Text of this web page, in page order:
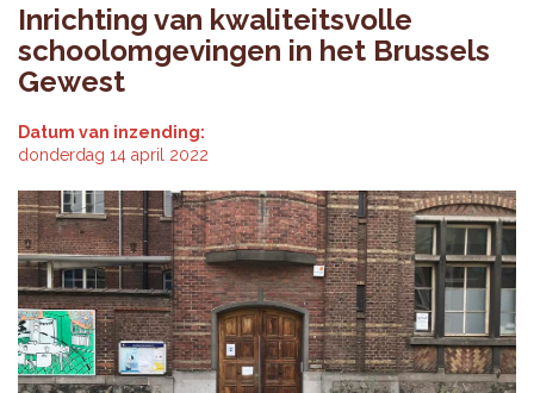
Inrichting van kwaliteitsvolle
schoolomgevingen in het Brussels
Gewest
Datum van inzending:
donderdag 14 april 2022